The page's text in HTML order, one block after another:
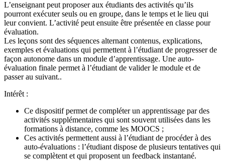
L’enseignant peut proposer aux étudiants des activités qu’ils
pourront exécuter seuls ou en groupe, dans le temps et le lieu qui
leur convient. L’activité peut ensuite être présentée en classe pour
évaluation.
Les leçons sont des séquences alternant contenus, explications,
exemples et évaluations qui permettent à l’étudiant de progresser de
façon autonome dans un module d’apprentissage. Une auto-
évaluation finale permet à l’étudiant de valider le module et de
passer au suivant..
Intérêt :
Ce dispositif permet de compléter un apprentissage par des
activités supplémentaires qui sont souvent utilisées dans les
formations à distance, comme les MOOCS ;
Ces activités permettent aussi à l’étudiant de procéder à des
auto-évaluations : l’étudiant dispose de plusieurs tentatives qui
se complètent et qui proposent un feedback instantané.